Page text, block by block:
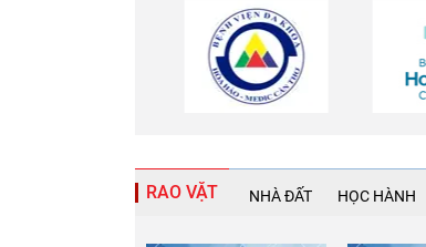
RAO VẶT NHÀ ĐẤT HỌC HÀNH